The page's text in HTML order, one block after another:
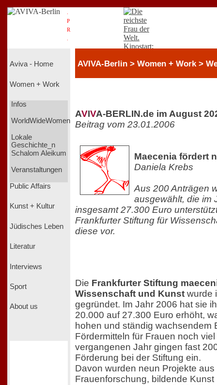
P
R
Aviva - Home
Women + Work
Infos
WorldWideWomen
Lokale
Geschichte_n
Schalom Aleikum
Veranstaltungen
Public Affairs
Kunst + Kultur
Jüdisches Leben
Literatur
Interviews
Sport
About us
AVIVA-Berlin > Women + Work >
AVIVA-BERLIN.de im August
Beitrag vom 23.01.2006
Maecenia fördert
Daniela Krebs
Aus 200 Anträgen
ausgewählt, die im
insgesamt 27.300 Euro
Frankfurter Stiftung für
diese vor.
Die Frankfurter Stiftung
Wissenschaft und Kunst wurde
gegründet. Im Jahr 2006 hat sie
20.000 auf 27.300 Euro erhöht,
hohen und ständig wachsendem
Fördermitteln für Frauen noch
vergangenen Jahr gingen fast
Förderung bei der Stiftung ein.
Davon wurden neun Projekte
Frauenforschung, bildende